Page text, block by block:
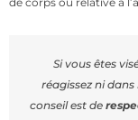
Si vous êtes
réagissez ni
conseil est de